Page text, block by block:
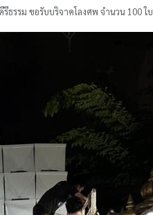
ธรรม ขอรับบริจาคโลงศพ จำนวน 100 ใบ